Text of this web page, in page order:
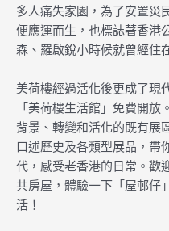
多人痛失家園，為了安置災
便應運而生，也標誌著香港
森、羅啟銳小時候就曾經住
美荷樓經過活化後更成了現
「美荷樓生活館」免費開
背景、轉變和活化的既有展
口述歷史及各類型展品，帶
代，感受老香港的日常。歡
共房屋，體驗一下「屋邨仔
活！